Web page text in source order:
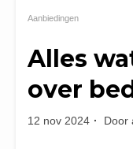
Aanbiedingen
Alles
over
12 nov 2024 Door